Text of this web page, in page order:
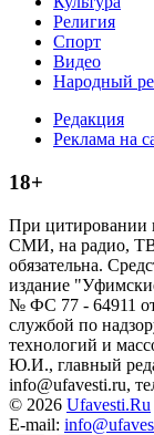
Религия
Спорт
Видео
Народный
Редакция
Реклама на
18+
При цитировании
СМИ, на радио, ТВ
обязательна.
издание
№ ФС 77 - 64911
службой по
технологий и
Ю.И., главный
info@ufavesti.ru,
© 2026 Ufavesti.Ru
E-mail: